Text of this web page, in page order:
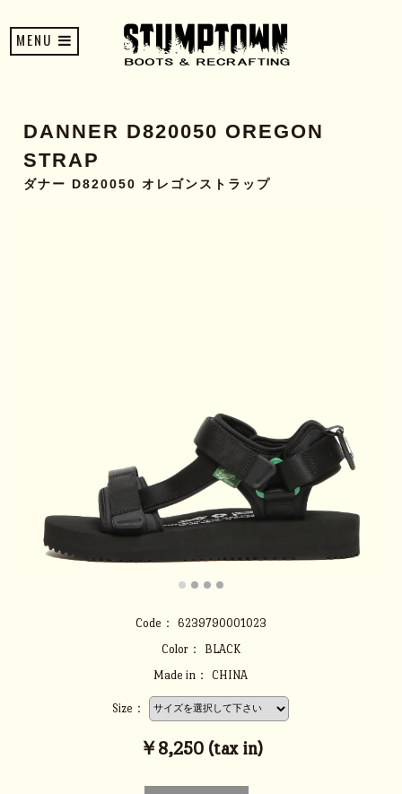
MENU
DANNER D820050 OREGON
STRAP
ダナー D820050 オレゴンストラップ
Code：
6239790001023
Color：
BLACK
Made in：
CHINA
Size：
￥8,250 (tax in)